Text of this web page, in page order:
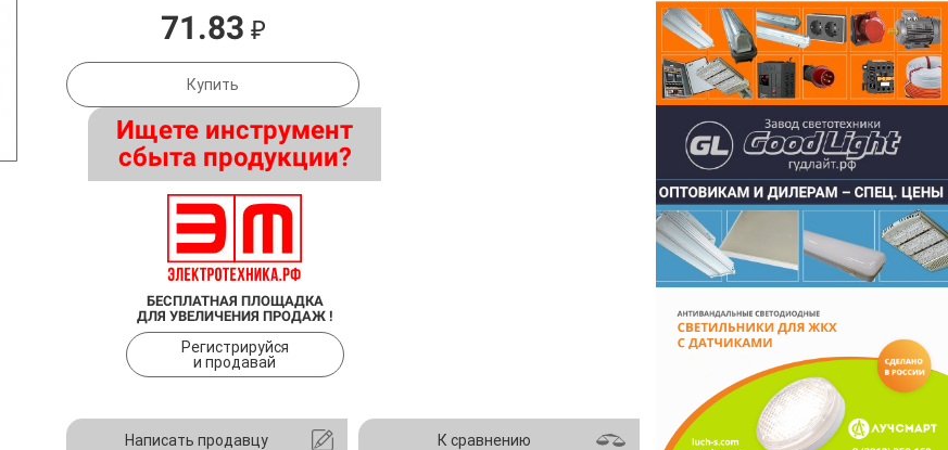
71.83 ₽
Купить
Ищете инструмент
сбыта продукции?
БЕСПЛАТНАЯ ПЛОЩАДКА
ДЛЯ УВЕЛИЧЕНИЯ ПРОДАЖ !
Регистрируйся
и продавай
Написать продавцу К сравнению